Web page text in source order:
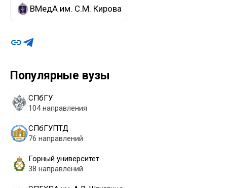
Популярные вузы
СПбГУ
104 направления
СПбГУПТД
76 направлений
Горный университет
38 направлений
ВМедА им. С.М. Кирова